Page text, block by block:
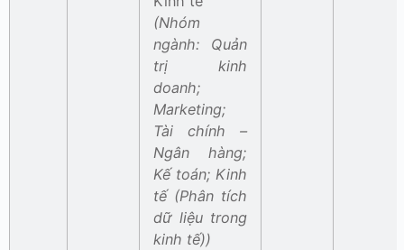
(Nhóm
ngành: Quản
trị kinh
doanh;
Marketing;
Tài chính –
Ngân hàng;
Kế toán; Kinh
tế (Phân tích
dữ liệu trong
kinh tế))